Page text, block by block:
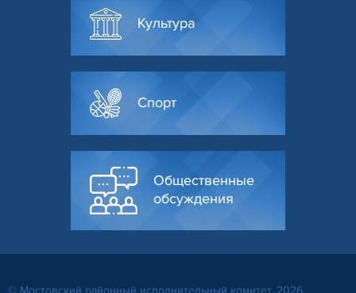
Культура
Спорт
Общественные
обсуждения
© Мостовский районный исполнительный комитет, 2026